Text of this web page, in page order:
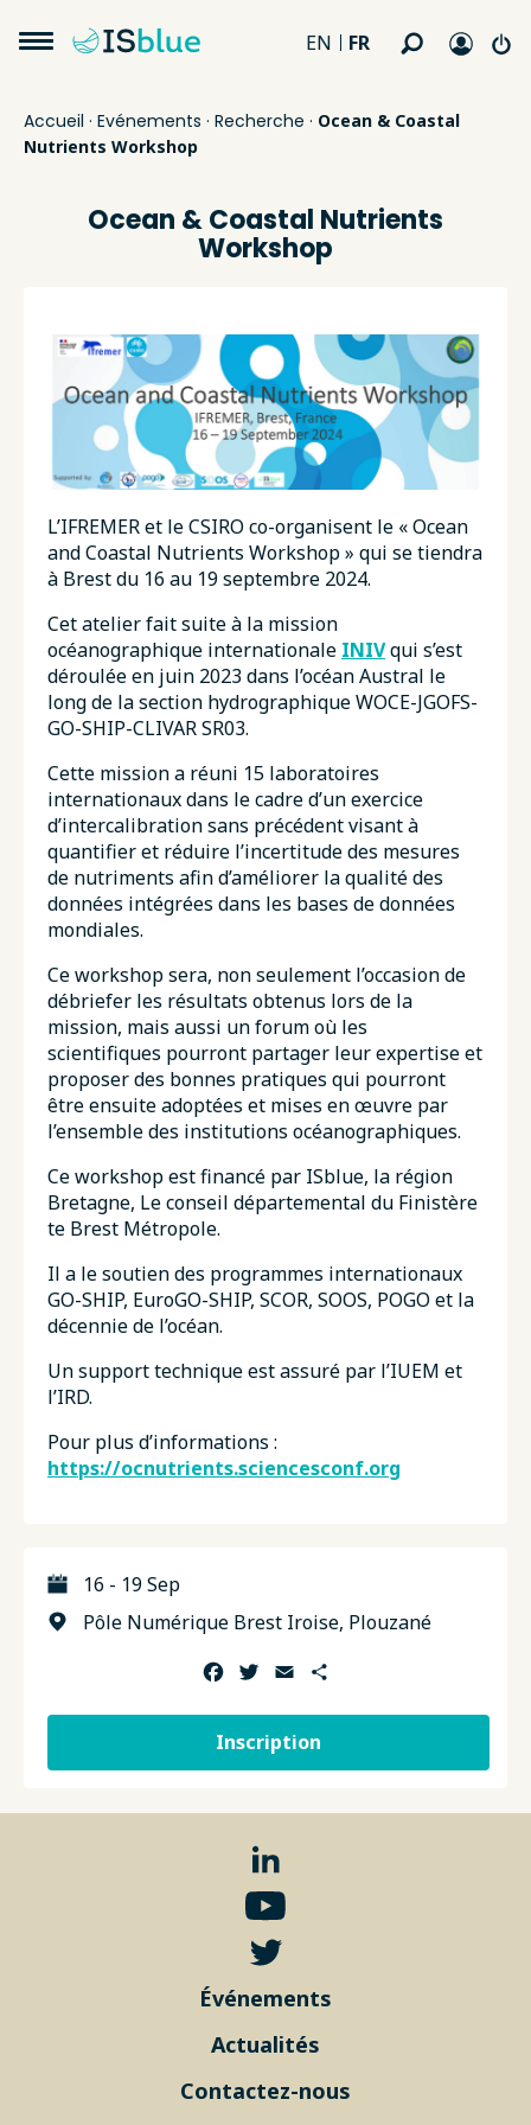
EN FR
Accueil · Evénements · Recherche · Ocean & Coastal
Nutrients Workshop
Ocean & Coastal Nutrients
Workshop
L’IFREMER et le CSIRO co-organisent le « Ocean
and Coastal Nutrients Workshop » qui se tiendra
à Brest du 16 au 19 septembre 2024.
Cet atelier fait suite à la mission
océanographique internationale INIVqui s’est
déroulée en juin 2023 dans l’océan Austral le
long de la section hydrographique WOCE-JGOFS-
GO-SHIP-CLIVAR SR03.
Cette mission a réuni 15 laboratoires
internationaux dans le cadre d’un exercice
d’intercalibration sans précédent visant à
quantifier et réduire l’incertitude des mesures
de nutriments afin d’améliorer la qualité des
données intégrées dans les bases de données
mondiales.
Ce workshop sera, non seulement l’occasion de
débriefer les résultats obtenus lors de la
mission, mais aussi un forum où les
scientifiques pourront partager leur expertise et
proposer des bonnes pratiques qui pourront
être ensuite adoptées et mises en œuvre par
l’ensemble des institutions océanographiques.
Ce workshop est financé par ISblue, la région
Bretagne, Le conseil départemental du Finistère
te Brest Métropole.
Il a le soutien des programmes internationaux
GO-SHIP, EuroGO-SHIP, SCOR, SOOS, POGO et la
décennie de l’océan.
Un support technique est assuré par l’IUEM et
l’IRD.
Pour plus d’informations :
https://ocnutrients.sciencesconf.org
16 - 19 Sep
Pôle Numérique Brest Iroise, Plouzané
Facebook
TwitterEmailPartager
Inscription
Événements
Actualités
Contactez-nous